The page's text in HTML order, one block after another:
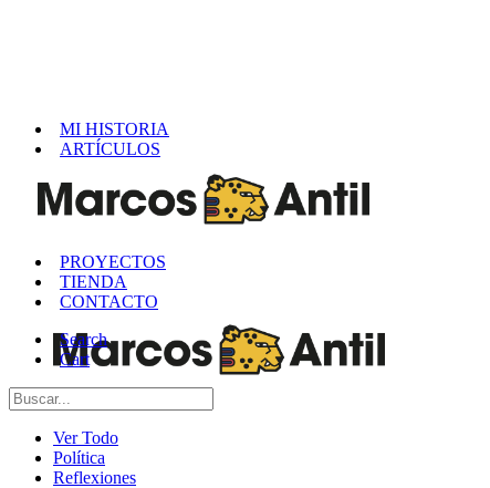
MI HISTORIA
ARTÍCULOS
PROYECTOS
TIENDA
CONTACTO
Search
Cart
Ver Todo
Política
Reflexiones